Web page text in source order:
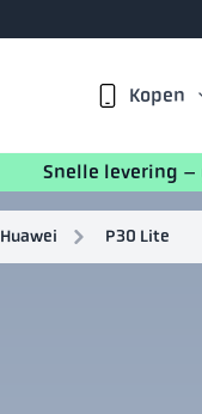
Kopen
Snelle levering –
Huawei P30 Lite